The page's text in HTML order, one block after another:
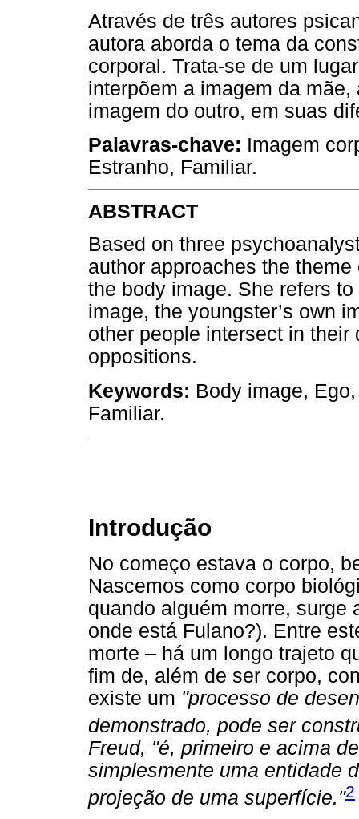
Através de três autores
autora aborda o tema da
corporal. Trata-se de um
interpõem a imagem da
imagem do outro, em suas
Palavras-chave: Imagem
Estranho, Familiar.
ABSTRACT
Based on three
author approaches the
the body image. She refers
image, the youngster’s own
other people intersect in
oppositions.
Keywords: Body image,
Familiar.
Introdução
No começo estava o corpo,
Nascemos como corpo
quando alguém morre, surge
onde está Fulano?). Entre
morte – há um longo trajeto
fim de, além de ser corpo,
existe um "processo de
demonstrado, pode ser
Freud, "é, primeiro e acima
simplesmente uma entidade
projeção de uma superfície."2